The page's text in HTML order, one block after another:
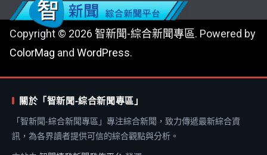
Copyright © 2026 智新聞-綜合新聞專區. Powered by
ColorMag and WordPress.
關於「智新聞-綜合新聞專區」
「智新聞-綜合新聞專區」專注綜合新聞，致力傳遞最新綜合資
訊，為各界讀者提供可信的綜合觀點與分析。